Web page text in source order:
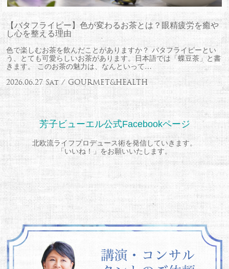
【バタフライピー】色が変わるお茶とは？眼精疲労を癒や
し心を整える理由
色で楽しむお茶を飲んだことがありますか？ バタフライピーとい
う、とても可愛らしいお茶があります。日本語では「蝶豆茶」と書
きます。 このお茶の魅力は、なんといって…
2026.06.27 Sat / GOURMET&HEALTH
芳子ビューエル公式Facebookページ
北欧流ライフプロデュース術を発信していきます。
「いいね！」をお願いいたします。